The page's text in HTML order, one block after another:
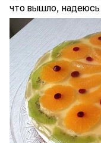
что вышло, надеюсь